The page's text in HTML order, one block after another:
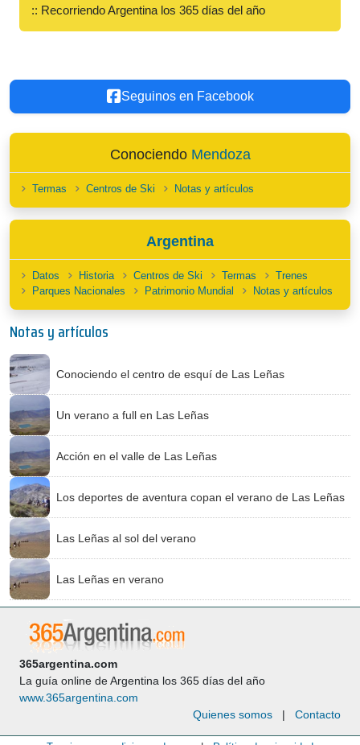
:: Recorriendo Argentina los 365 días del año
Seguinos en Facebook
Conociendo Mendoza
Termas Centros de Ski Notas y artículos
Argentina
Datos Historia Centros de Ski Termas
Trenes
Parques Nacionales
Patrimonio Mundial Notas y artículos
Notas y artículos
Conociendo el centro de esquí de Las Leñas
Un verano a full en Las Leñas
Acción en el valle de Las Leñas
Los deportes de aventura copan el verano de Las Leñas
Las Leñas al sol del verano
Las Leñas en verano
365argentina.com
La guía online de Argentina los 365 días del año
www.365argentina.com
Quienes somos | Contacto